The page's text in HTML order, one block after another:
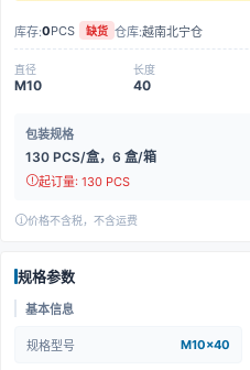
库存:0PCS 缺货 仓库:越南北宁仓
直径
M10
长度
40
包装规格
130 PCS/盒，6 盒/箱
起订量: 130 PCS
价格不含税，不含运费
规格参数
基本信息
规格型号 M10x40